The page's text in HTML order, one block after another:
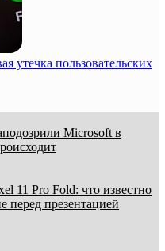
утечка пользовательских
Microsoft в
11 Pro Fold: что известно
перед презентацией